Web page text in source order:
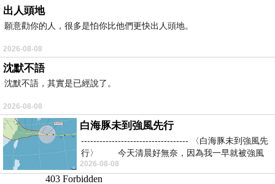
出人頭地
願意勸你的人，很多是怕你比他們更快出人頭地。
2026-08-08
沈默不語
沈默不語，其實是已經說了。
2026-08-08
白海豚未到強風先行
----------------------------------- 〈白海豚未到強風先
行〉 今天清晨好無奈，因為我一早就被強風
2026-08-08